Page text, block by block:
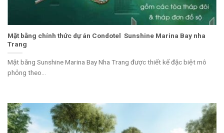
Mặt bằng chính thức dự án Condotel Sunshine Marina Bay nha
Trang
Mặt bằng Sunshine Marina Bay Nha Trang được thiết kế đặc biệt mô
phỏng theo...